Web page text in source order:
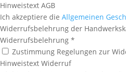
Hinweistext AGB
Ich akzeptiere die Allgemeinen
Widerrufsbelehrung der
Widerrufsbelehrung *
Zustimmung Regelungen zur
Hinweistext Widerruf